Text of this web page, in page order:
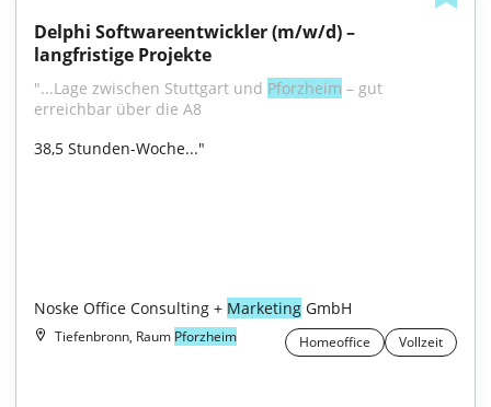
Delphi Softwareentwickler (m/w/d) –
langfristige Projekte
"...Lage zwischen Stuttgart und Pforzheim – gut
erreichbar über die A8
38,5 Stunden-Woche..."
Noske Office Consulting + Marketing GmbH
Tiefenbronn, Raum Pforzheim Homeoffice Vollzeit